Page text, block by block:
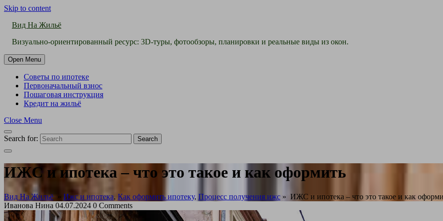
Skip to content
Вид На Жильё
Визуально-ориентированный ресурс: 3D-туры, фотообзоры, планировки и реальные виды из окон.
Open Menu
Советы по ипотеке
Первоначальный взнос
Пошаговая инструкция
Кредит на жильё
Close Menu
Search for: Search
ИЖС и ипотека – что это такое и как оформить
Вид На Жильё» Ижс и ипотека, Как оформить ипотеку, Процесс получения ижс » ИЖС и ипотека – что это такое и как
Иванова Нина 04.07.2024 0 Comments